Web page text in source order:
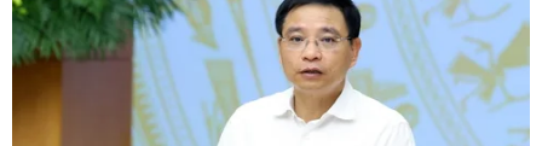
Chứng khoán Việt Nam: VN-Index có thể
hướng đến mục tiêu 1.400 điểm